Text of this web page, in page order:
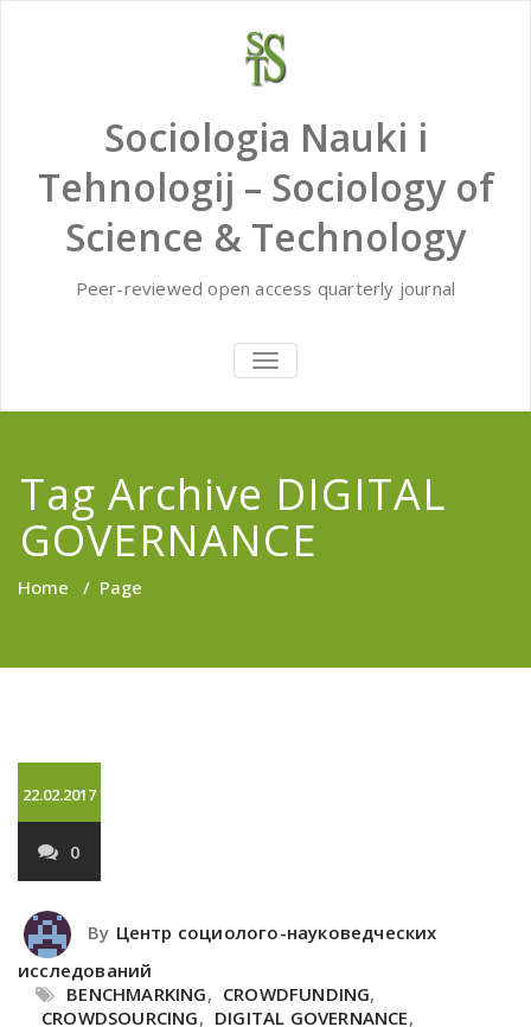
Sociologia Nauki i
Tehnologij – Sociology of
Science & Technology
Peer-reviewed open access quarterly journal
TOGGLE
NAVIGATION
Tag Archive DIGITAL
GOVERNANCE
Home / Page
22.02.2017
0
By Центр социолого-науковедческих
исследований
BENCHMARKING, CROWDFUNDING,
CROWDSOURCING, DIGITAL GOVERNANCE,